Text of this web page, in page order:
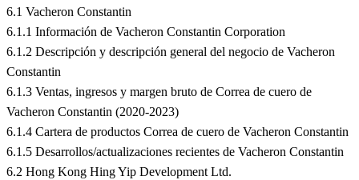
6.1 Vacheron Constantin
6.1.1 Información de Vacheron Constantin Corporation
6.1.2 Descripción y descripción general del negocio de Vacheron
Constantin
6.1.3 Ventas, ingresos y margen bruto de Correa de cuero de
Vacheron Constantin (2020-2023)
6.1.4 Cartera de productos Correa de cuero de Vacheron Constantin
6.1.5 Desarrollos/actualizaciones recientes de Vacheron Constantin
6.2 Hong Kong Hing Yip Development Ltd.